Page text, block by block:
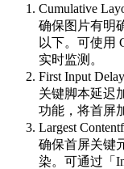
Cumulative
确保图片有明
以下。可使用
实时监测。
First Input
关键脚本延迟
功能，将首屏
Largest
确保首屏关键
染。可通过「